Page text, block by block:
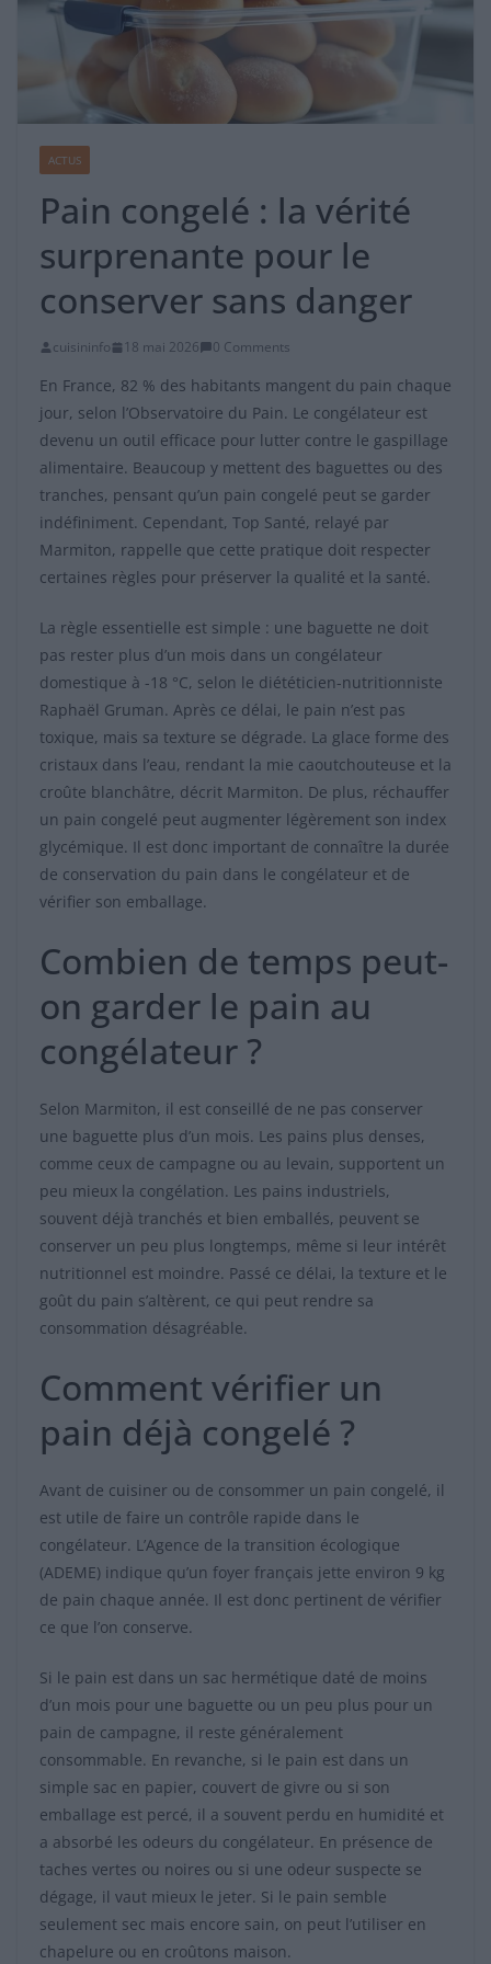
ACTUS
Pain congelé : la vérité
surprenante pour le
conserver sans danger
cuisininfo 18 mai 2026 0 Comments
En France, 82 % des habitants mangent du pain chaque
jour, selon l’Observatoire du Pain. Le congélateur est
devenu un outil efficace pour lutter contre le gaspillage
alimentaire. Beaucoup y mettent des baguettes ou des
tranches, pensant qu’un pain congelé peut se garder
indéfiniment. Cependant, Top Santé, relayé par
Marmiton, rappelle que cette pratique doit respecter
certaines règles pour préserver la qualité et la santé.
La règle essentielle est simple : une baguette ne doit
pas rester plus d’un mois dans un congélateur
domestique à -18 °C, selon le diététicien-nutritionniste
Raphaël Gruman. Après ce délai, le pain n’est pas
toxique, mais sa texture se dégrade. La glace forme des
cristaux dans l’eau, rendant la mie caoutchouteuse et la
croûte blanchâtre, décrit Marmiton. De plus, réchauffer
un pain congelé peut augmenter légèrement son index
glycémique. Il est donc important de connaître la durée
de conservation du pain dans le congélateur et de
vérifier son emballage.
Combien de temps peut-
on garder le pain au
congélateur ?
Selon Marmiton, il est conseillé de ne pas conserver
une baguette plus d’un mois. Les pains plus denses,
comme ceux de campagne ou au levain, supportent un
peu mieux la congélation. Les pains industriels,
souvent déjà tranchés et bien emballés, peuvent se
conserver un peu plus longtemps, même si leur intérêt
nutritionnel est moindre. Passé ce délai, la texture et le
goût du pain s’altèrent, ce qui peut rendre sa
consommation désagréable.
Comment vérifier un
pain déjà congelé ?
Avant de cuisiner ou de consommer un pain congelé, il
est utile de faire un contrôle rapide dans le
congélateur. L’Agence de la transition écologique
(ADEME) indique qu’un foyer français jette environ 9 kg
de pain chaque année. Il est donc pertinent de vérifier
ce que l’on conserve.
Si le pain est dans un sac hermétique daté de moins
d’un mois pour une baguette ou un peu plus pour un
pain de campagne, il reste généralement
consommable. En revanche, si le pain est dans un
simple sac en papier, couvert de givre ou si son
emballage est percé, il a souvent perdu en humidité et
a absorbé les odeurs du congélateur. En présence de
taches vertes ou noires ou si une odeur suspecte se
dégage, il vaut mieux le jeter. Si le pain semble
seulement sec mais encore sain, on peut l’utiliser en
chapelure ou en croûtons maison.